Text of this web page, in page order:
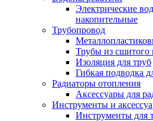
Электрические
накопительные
Трубопровод
Трубы из сшитого
Изоляция для труб
Гибкая подводка
Радиаторы отопления
Аксессуары для
Инструменты и
Инструменты для